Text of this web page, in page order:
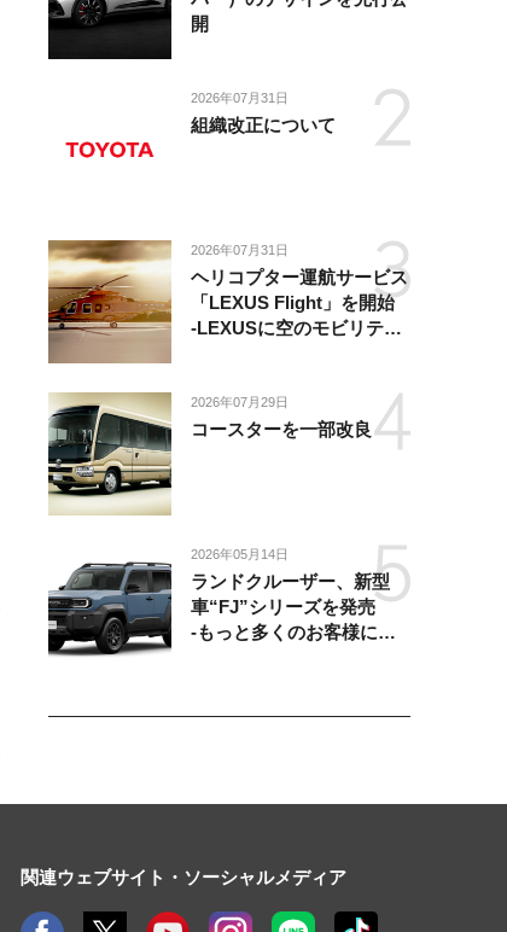
開
2026年07月31日
組織改正について
2026年07月31日
ヘリコプター運航サービス
「LEXUS Flight」を開始
-LEXUSに空のモビリティ
2026年07月29日
コースターを一部改良
2026年05月14日
ランドクルーザー、新型
車“FJ”シリーズを発売
-もっと多くのお客様にラ
関連ウェブサイト・ソーシャルメディア